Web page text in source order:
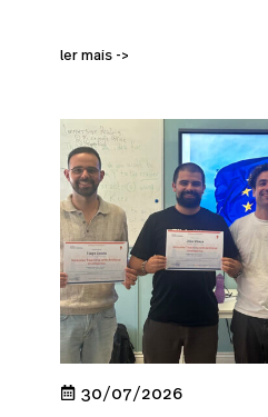
ler mais ->
30/07/2026